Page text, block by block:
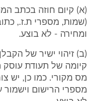
(א) קיום חוזה בכתב
(שמות, מספרי ת.ז.,
ומחירה - לא בוצע.
(ב) זיהוי ישיר של
קיומה של תעודת עוסק
מס מקורי. כמו כן, יש
מספרי הרישום